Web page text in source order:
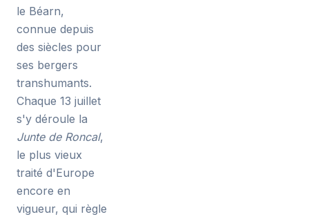
le Béarn,
connue depuis
des siècles pour
ses bergers
transhumants.
Chaque 13 juillet
s'y déroule la
Junte de Roncal,
le plus vieux
traité d'Europe
encore en
vigueur, qui règle